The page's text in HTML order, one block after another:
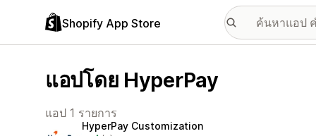
Shopify App Store
แอปโดย HyperPay
แอป 1 รายการ
HyperPay Customization